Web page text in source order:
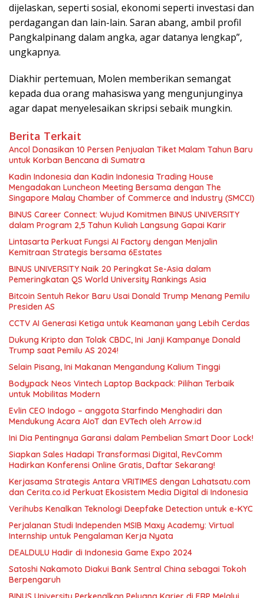
dijelaskan, seperti sosial, ekonomi seperti investasi dan
perdagangan dan lain-lain. Saran abang, ambil profil
Pangkalpinang dalam angka, agar datanya lengkap”,
ungkapnya.
Diakhir pertemuan, Molen memberikan semangat
kepada dua orang mahasiswa yang mengunjunginya
agar dapat menyelesaikan skripsi sebaik mungkin.
Berita Terkait
Ancol Donasikan 10 Persen Penjualan Tiket Malam Tahun Baru
untuk Korban Bencana di Sumatra
Kadin Indonesia dan Kadin Indonesia Trading House
Mengadakan Luncheon Meeting Bersama dengan The
Singapore Malay Chamber of Commerce and Industry (SMCCI)
BINUS Career Connect: Wujud Komitmen BINUS UNIVERSITY
dalam Program 2,5 Tahun Kuliah Langsung Gapai Karir
Lintasarta Perkuat Fungsi AI Factory dengan Menjalin
Kemitraan Strategis bersama 6Estates
BINUS UNIVERSITY Naik 20 Peringkat Se-Asia dalam
Pemeringkatan QS World University Rankings Asia
Bitcoin Sentuh Rekor Baru Usai Donald Trump Menang Pemilu
Presiden AS
CCTV AI Generasi Ketiga untuk Keamanan yang Lebih Cerdas
Dukung Kripto dan Tolak CBDC, Ini Janji Kampanye Donald
Trump saat Pemilu AS 2024!
Selain Pisang, Ini Makanan Mengandung Kalium Tinggi
Bodypack Neos Vintech Laptop Backpack: Pilihan Terbaik
untuk Mobilitas Modern
Evlin CEO Indogo – anggota Starfindo Menghadiri dan
Mendukung Acara AIoT dan EVTech oleh Arrow.id
Ini Dia Pentingnya Garansi dalam Pembelian Smart Door Lock!
Siapkan Sales Hadapi Transformasi Digital, RevComm
Hadirkan Konferensi Online Gratis, Daftar Sekarang!
Kerjasama Strategis Antara VRITIMES dengan Lahatsatu.com
dan Cerita.co.id Perkuat Ekosistem Media Digital di Indonesia
Verihubs Kenalkan Teknologi Deepfake Detection untuk e-KYC
Perjalanan Studi Independen MSIB Maxy Academy: Virtual
Internship untuk Pengalaman Kerja Nyata
DEALDULU Hadir di Indonesia Game Expo 2024
Satoshi Nakamoto Diakui Bank Sentral China sebagai Tokoh
Berpengaruh